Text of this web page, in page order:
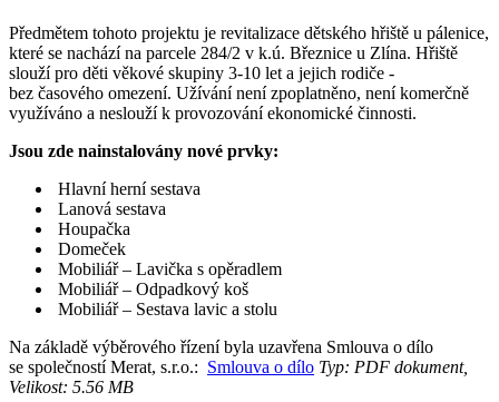
Předmětem tohoto projektu je revitalizace dětského hřiště u pálenice,
které se nachází na parcele 284/2 v k.ú. Březnice u Zlína. Hřiště
slouží pro děti věkové skupiny 3-10 let a jejich rodiče -
bez časového omezení. Užívání není zpoplatněno, není komerčně
využíváno a neslouží k provozování ekonomické činnosti.
Jsou zde nainstalovány nové prvky:
Hlavní herní sestava
Lanová sestava
Houpačka
Domeček
Mobiliář – Lavička s opěradlem
Mobiliář – Odpadkový koš
Mobiliář – Sestava lavic a stolu
Na základě výběrového řízení byla uzavřena Smlouva o dílo
se společností Merat, s.r.o.: Smlouva o dílo Typ: PDF dokument,
Velikost: 5.56 MB